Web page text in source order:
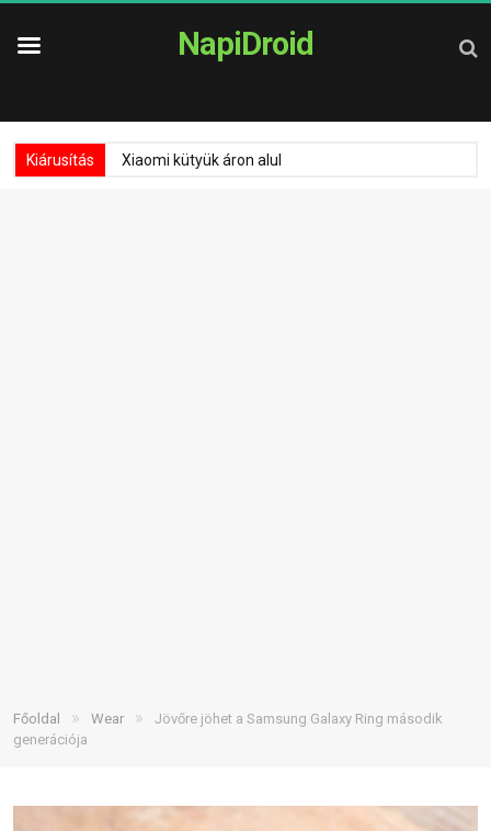
NapiDroid
Kiárusítás Xiaomi kütyük áron alul
Főoldal » Wear »
Jövőre jöhet a Samsung Galaxy Ring második
generációja